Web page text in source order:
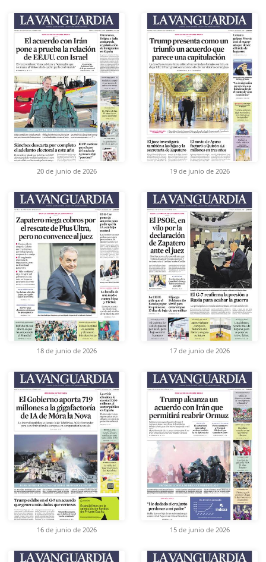
20 de junio de 2026 19 de junio de 2026
18 de junio de 2026 17 de junio de 2026
16 de junio de 2026 15 de junio de 2026